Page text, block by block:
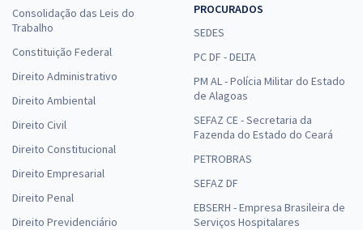
Consolidação das Leis do
Trabalho
Constituição Federal
Direito Administrativo
Direito Ambiental
Direito Civil
Direito Constitucional
Direito Empresarial
Direito Penal
Direito Previdenciário
PROCURADOS
SEDES
PC DF - DELTA
PM AL - Polícia Militar do Estado
de Alagoas
SEFAZ CE - Secretaria da
Fazenda do Estado do Ceará
PETROBRAS
SEFAZ DF
EBSERH - Empresa Brasileira de
Serviços Hospitalares